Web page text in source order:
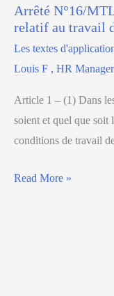
Arrêté N°16/
relatif au travail
Les textes
Louis F , HR
Article 1 – (1) Dans
soient et quel que soit
conditions de travail
Read More »